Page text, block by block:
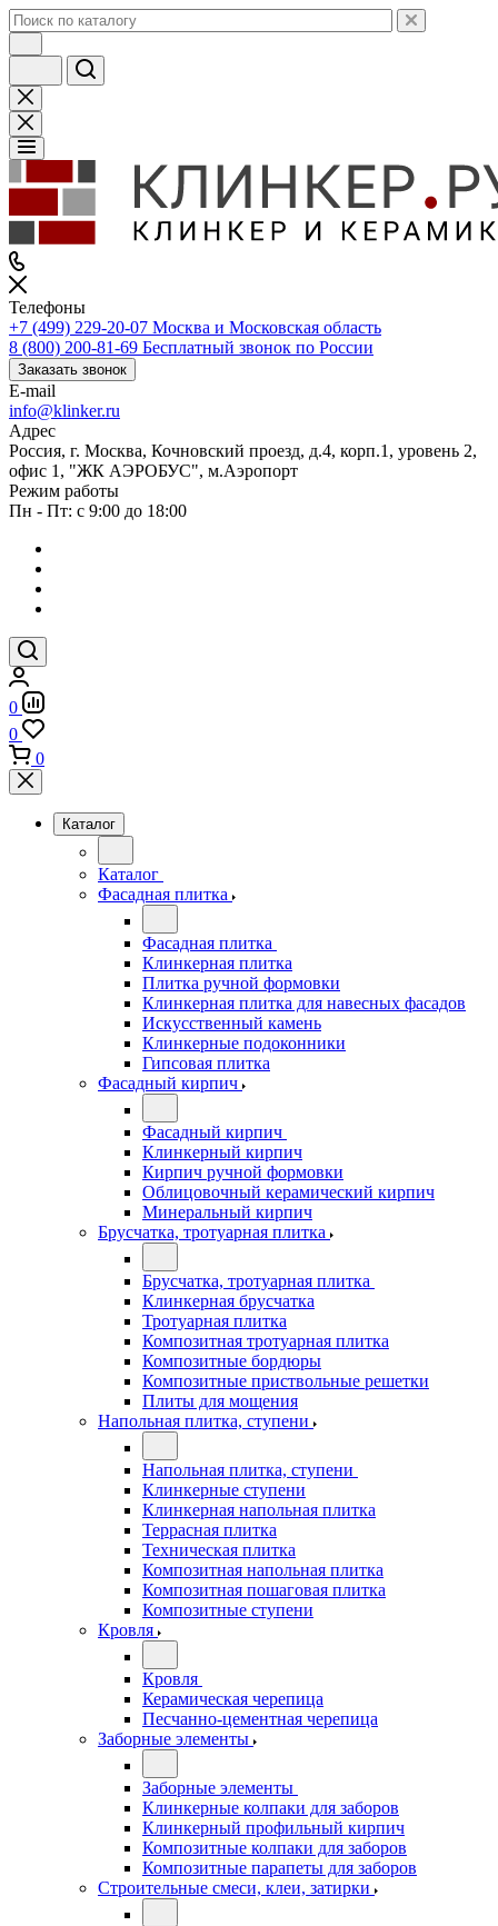
Телефоны
+7 (499) 229-20-07 Москва и Московская область
8 (800) 200-81-69 Бесплатный звонок по России
Заказать звонок
E-mail
info@klinker.ru
Адрес
Россия, г. Москва, Кочновский проезд, д.4, корп.1, уровень 2,
офис 1, "ЖК АЭРОБУС", м.Аэропорт
Режим работы
Пн - Пт: с 9:00 до 18:00
0
0
0
Каталог
Каталог
Фасадная плитка
Фасадная плитка
Клинкерная плитка
Плитка ручной формовки
Клинкерная плитка для навесных фасадов
Искусственный камень
Клинкерные подоконники
Гипсовая плитка
Фасадный кирпич
Фасадный кирпич
Клинкерный кирпич
Кирпич ручной формовки
Облицовочный керамический кирпич
Минеральный кирпич
Брусчатка, тротуарная плитка
Брусчатка, тротуарная плитка
Клинкерная брусчатка
Тротуарная плитка
Композитная тротуарная плитка
Композитные бордюры
Композитные приствольные решетки
Плиты для мощения
Напольная плитка, ступени
Напольная плитка, ступени
Клинкерные ступени
Клинкерная напольная плитка
Террасная плитка
Техническая плитка
Композитная напольная плитка
Композитная пошаговая плитка
Композитные ступени
Кровля
Кровля
Керамическая черепица
Песчанно-цементная черепица
Заборные элементы
Заборные элементы
Клинкерные колпаки для заборов
Клинкерный профильный кирпич
Композитные колпаки для заборов
Композитные парапеты для заборов
Строительные смеси, клеи, затирки